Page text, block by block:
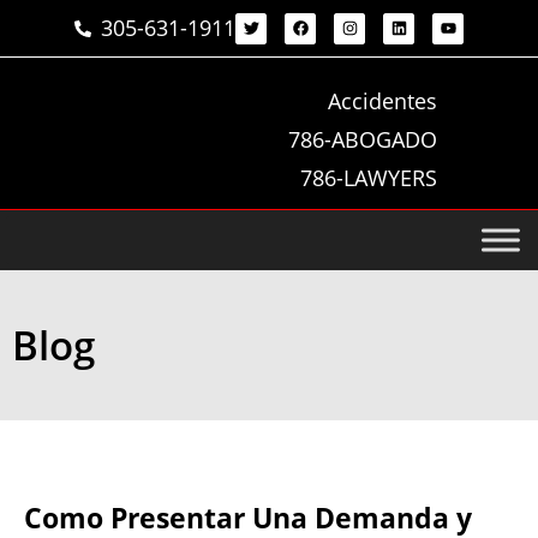
305-631-1911
Accidentes
786-ABOGADO
786-LAWYERS
Blog
Como Presentar Una Demanda y